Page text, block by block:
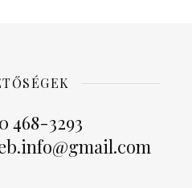
468-3293